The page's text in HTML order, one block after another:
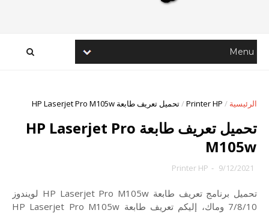
الرئيسية /
Printer HP
/تحميل تعريف طابعة HP Laserjet Pro M105w
تحميل تعريف طابعة HP Laserjet Pro
M105w
9/12/2021
-
Printer HP
تحميل برنامج تعريف طابعة HP Laserjet Pro M105w لويندوز
7/8/10 وماك،
إليكم تعريف طابعة HP Laserjet Pro M105w